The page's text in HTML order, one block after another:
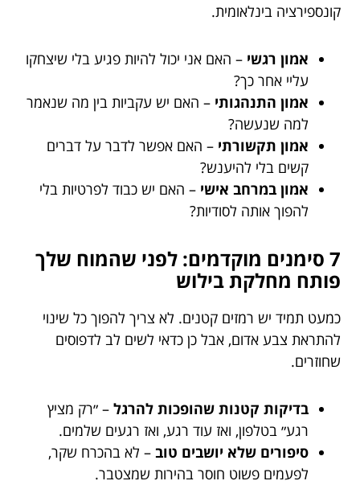
קונספירציה בינלאומית.
אמון רגשי – האם אני יכול להיות פגיע בלי שיצחקו
עליי אחר כך?
אמון התנהגותי – האם יש עקביות בין מה שנאמר
למה שנעשה?
אמון תקשורתי – האם אפשר לדבר על דברים
קשים בלי להיענש?
אמון במרחב אישי – האם יש כבוד לפרטיות בלי
להפוך אותה לסודיות?
7 סימנים מוקדמים: לפני שהמוח שלך
פותח מחלקת בילוש
כמעט תמיד יש רמזים קטנים. לא צריך להפוך כל שינוי
להתראת צבע אדום, אבל כן כדאי לשים לב לדפוסים
שחוזרים.
בדיקות קטנות שהופכות להרגל – ״רק מציץ
רגע״ בטלפון, ואז עוד רגע, ואז רגעים שלמים.
סיפורים שלא יושבים טוב – לא בהכרח שקר,
לפעמים פשוט חוסר בהירות שמצטבר.